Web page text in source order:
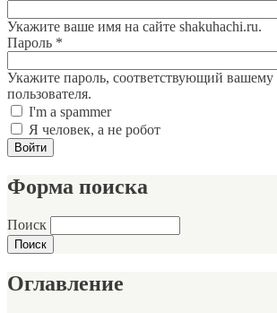
Укажите ваше имя на сайте shakuhachi.ru.
Пароль *
Укажите пароль, соответствующий
пользователя.
I'm a spammer
Я человек, а не робот
Форма поиска
Поиск
Оглавление